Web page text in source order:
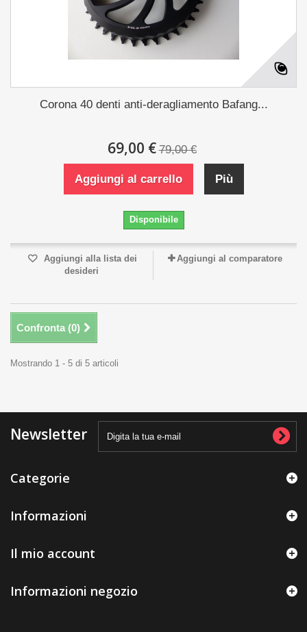
Corona 40 denti anti-deragliamento Bafang...
69,00 € 79,00 €
Aggiungi al carrello Più
Disponibile
Aggiungi alla lista dei
desideri
Aggiungi al comparatore
Confronta (0)
Mostrando 1 - 5 di 5 articoli
Newsletter
Categorie
Informazioni
Il mio account
Informazioni negozio